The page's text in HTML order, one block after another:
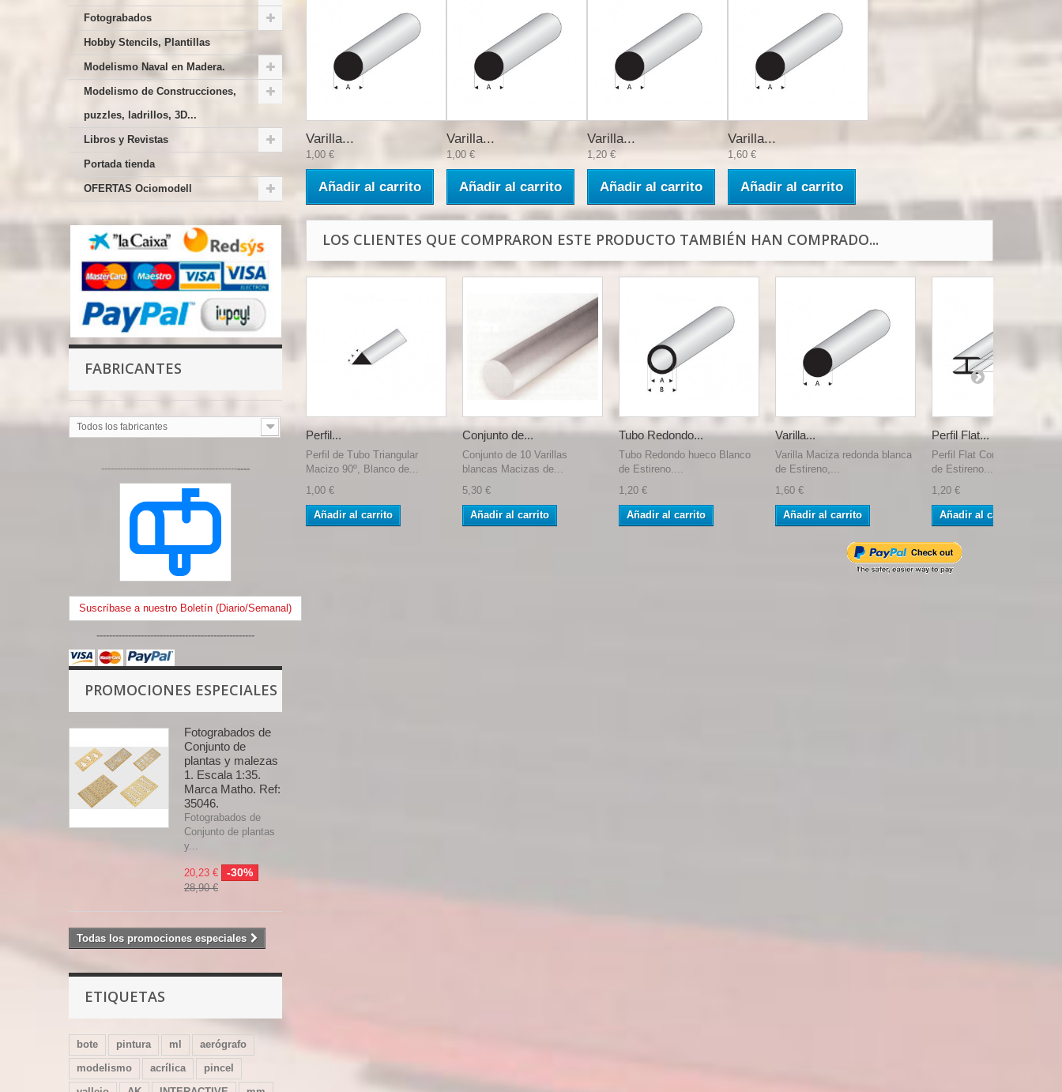
Fotograbados
Hobby Stencils, Plantillas
Modelismo Naval en Madera.
Modelismo de Construcciones,
puzzles, ladrillos, 3D...
Libros y Revistas
Portada tienda
OFERTAS Ociomodell
FABRICANTES
Todos los fabricantes
-----------------------------------------------
Suscríbase a nuestro Boletín (Diario/Semanal)
--------------------------------------------------
PROMOCIONES ESPECIALES
Fotograbados de
Conjunto de
plantas y malezas
1. Escala 1:35.
Marca Matho. Ref:
35046.
Fotograbados de
Conjunto de plantas
y...
20,23 € -30%
28,90 €
Todas los promociones especiales
ETIQUETAS
bote pintura ml
aerógrafo
modelismo
acrílica
pincel
Varilla...
1,00 €
Añadir al carrito
Varilla...
1,00 €
Añadir al carrito
Varilla...
1,20 €
Añadir al carrito
Varilla...
1,60 €
Añadir al carrito
LOS CLIENTES QUE COMPRARON ESTE PRODUCTO TAMBIÉN HAN COMPRADO...
Perfil...
Perfil de Tubo Triangular
Macizo 90º, Blanco de...
1,00 €
Añadir al carrito
Conjunto de...
Conjunto de 10 Varillas
blancas Macizas de...
5,30 €
Añadir al carrito
Tubo Redondo...
Tubo Redondo hueco Blanco
de Estireno....
1,20 €
Añadir al carrito
Varilla...
Varilla Maciza redonda blanca
de Estireno,...
1,60 €
Añadir al carrito
Perfil Flat...
Perfil Flat Conector, en " H "
de Estireno...
1,20 €
Añadir al carrito